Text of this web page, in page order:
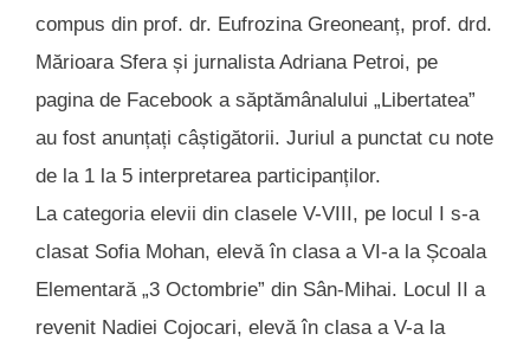
compus din prof. dr. Eufrozina Greoneanț, prof. drd.
Mărioara Sfera și jurnalista Adriana Petroi, pe
pagina de Facebook a săptămânalului „Libertatea”
au fost anunțați câștigătorii. Juriul a punctat cu note
de la 1 la 5 interpretarea participanților.
La categoria elevii din clasele V-VIII, pe locul I s-a
clasat Sofia Mohan, elevă în clasa a VI-a la Școala
Elementară „3 Octombrie” din Sân-Mihai. Locul II a
revenit Nadiei Cojocari, elevă în clasa a V-a la